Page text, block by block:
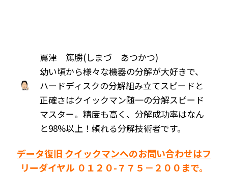
嶌津 篤勝(しまづ あつかつ)
幼い頃から様々な機器の分解が大好きで、
ハードディスクの分解組み立てスピードと
正確さはクイックマン随一の分解スピード
マスター。精度も高く、分解成功率はなん
と98%以上！頼れる分解技術者です。
データ復旧 クイックマンへのお問い合わせはフ
リーダイヤル ０１２０-７７５－２００まで。